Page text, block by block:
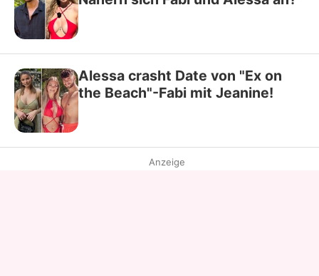
Alessa crasht Date von "Ex on
the Beach"-Fabi mit Jeanine!
Anzeige